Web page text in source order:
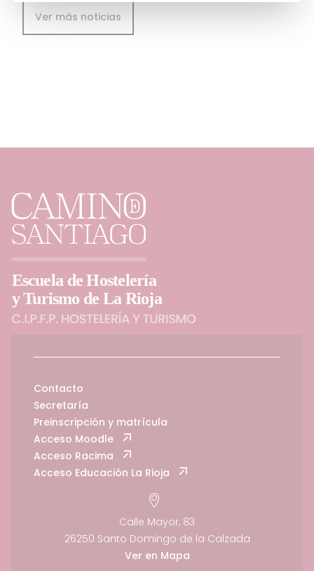
Ver más noticias
Contacto
Secretaría
Preinscripción y matrícula
Acceso Moodle
Acceso Racima
Acceso Educación La Rioja
Calle Mayor, 83
26250 Santo Domingo de la Calzada
Ver en Mapa